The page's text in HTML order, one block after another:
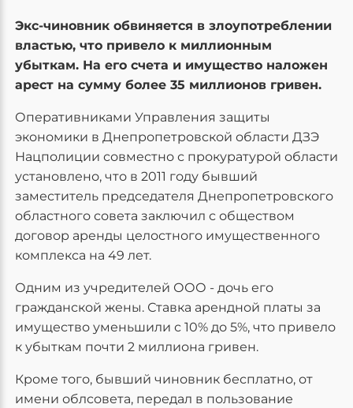
Экс-чиновник обвиняется в злоупотреблении
властью, что привело к миллионным
убыткам. На его счета и имущество наложен
арест на сумму более 35 миллионов гривен.
Оперативниками Управления защиты
экономики в Днепропетровской области ДЗЭ
Нацполиции совместно с прокуратурой области
установлено, что в 2011 году бывший
заместитель председателя Днепропетровского
областного совета заключил с обществом
договор аренды целостного имущественного
комплекса на 49 лет.
Одним из учредителей ООО - дочь его
гражданской жены. Ставка арендной платы за
имущество уменьшили с 10% до 5%, что привело
к убыткам почти 2 миллиона гривен.
Кроме того, бывший чиновник бесплатно, от
имени облсовета, передал в пользование